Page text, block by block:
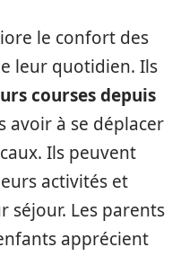
le confort des
leur quotidien. Ils
courses depuis
avoir à se déplacer
Ils peuvent
activités et
séjour. Les parents
apprécient